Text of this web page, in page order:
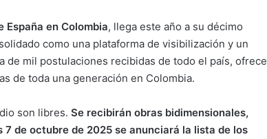
España en Colombia, llega este año a su décimo
como una plataforma de visibilización y un
de mil postulaciones recibidas de todo el país, ofrece
de toda una generación en Colombia.
son libres. Se recibirán obras bidimensionales,
de octubre de 2025 se anunciará la lista de los